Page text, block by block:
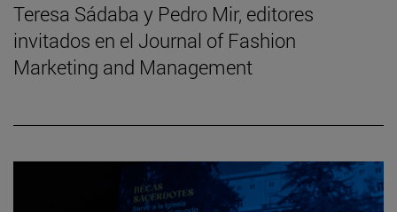
Teresa Sádaba y Pedro Mir, editores
invitados en el Journal of Fashion
Marketing and Management